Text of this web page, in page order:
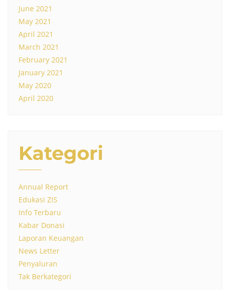
June 2021
May 2021
April 2021
March 2021
February 2021
January 2021
May 2020
April 2020
Kategori
Annual Report
Edukasi ZIS
Info Terbaru
Kabar Donasi
Laporan Keuangan
News Letter
Penyaluran
Tak Berkategori